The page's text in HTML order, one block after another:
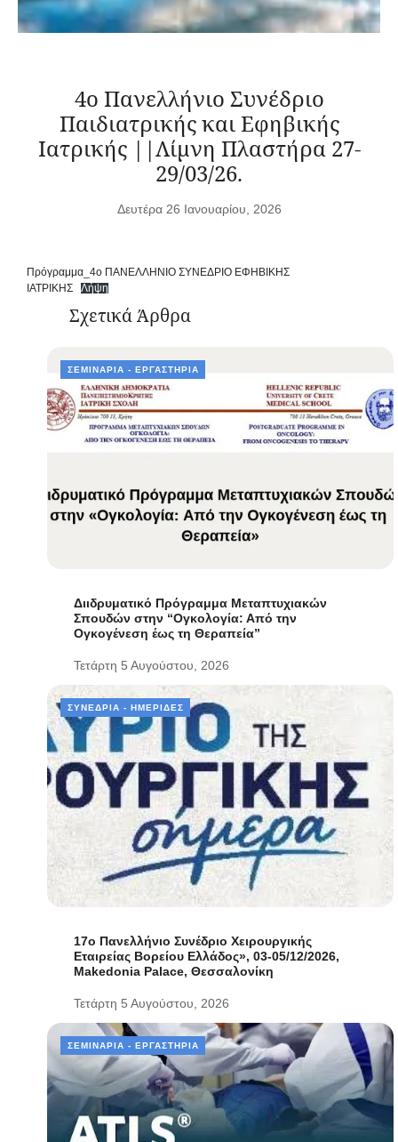
4ο Πανελλήνιο Συνέδριο
Παιδιατρικής και Εφηβικής
Ιατρικής ||Λίμνη Πλαστήρα 27-
29/03/26.
Δευτέρα 26 Ιανουαρίου, 2026
Πρόγραμμα_4ο ΠΑΝΕΛΛΗΝΙΟ ΣΥΝΕΔΡΙΟ ΕΦΗΒΙΚΗΣ
ΙΑΤΡΙΚΗΣ
Λήψη
Σχετικά Άρθρα
ΣΕΜΙΝΆΡΙΑ - ΕΡΓΑΣΤΉΡΙΑ
Διιδρυματικό Πρόγραμμα Μεταπτυχιακών
Σπουδών στην “Ογκολογία: Από την
Ογκογένεση έως τη Θεραπεία”
Τετάρτη 5 Αυγούστου, 2026
ΣΥΝΈΔΡΙΑ - ΗΜΕΡΊΔΕΣ
17ο Πανελλήνιο Συνέδριο Χειρουργικής
Εταιρείας Βορείου Ελλάδος», 03-05/12/2026,
Makedonia Palace, Θεσσαλονίκη
Τετάρτη 5 Αυγούστου, 2026
ΣΕΜΙΝΆΡΙΑ - ΕΡΓΑΣΤΉΡΙΑ